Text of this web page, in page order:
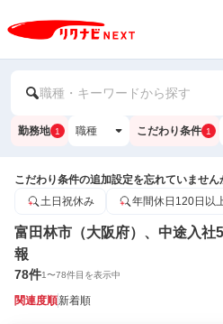
職種・キーワードから探す
勤務地 1 職種 こだわり条件 1
こだわり条件の追加設定を忘れていません
土日祝休み
年間休日120日以
富田林市（大阪府）、中途入社
報
78件1〜78件目を表示中
関連度順新着順